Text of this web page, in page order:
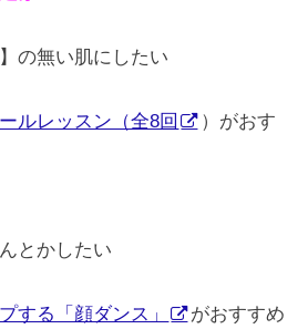
の無い肌にしたい
ルレッスン（全8回
）がおす
とかしたい
する「顔ダンス」
がおすすめ